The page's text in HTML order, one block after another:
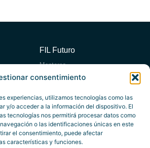
consentimiento
experiencias, utilizamos tecnologías como las
y/o acceder a la información del dispositivo. El
tecnologías nos permitirá procesar datos como
o las identificaciones únicas en este
el consentimiento, puede afectar
características y funciones.
Asesor
FIL Futuro
Mentores
Publicaciones
Publicaciones propias
Artículos
Informes
Vídeos
Contacto